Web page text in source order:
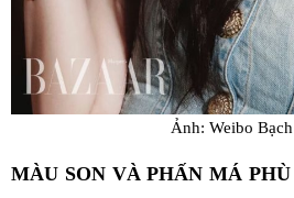
Ảnh: Weibo
MÀU SON VÀ PHẤN MÁ